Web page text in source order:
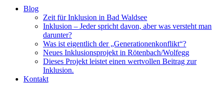
Blog
Zeit für Inklusion in Bad Waldsee
Inklusion – Jeder spricht davon, aber was versteht man
darunter?
Was ist eigentlich der „Generationenkonflikt“?
Neues Inklusionsprojekt in Rötenbach/Wolfegg
Dieses Projekt leistet einen wertvollen Beitrag zur
Inklusion.
Kontakt